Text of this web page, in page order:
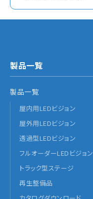
製品一覧
製品一覧
屋内用LEDビジョン
屋外用LEDビジョン
透過型LEDビジョン
フルオーダーLEDビジョン
トラック型ステージ
再生整備品